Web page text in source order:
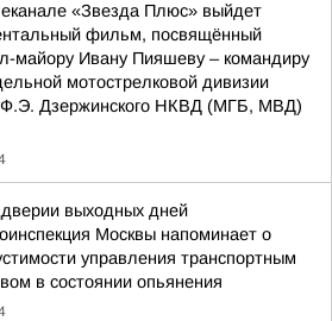
«Звезда Плюс» выйдет
фильм, посвящённый
майору Ивану Пияшеву – командиру
мотострелковой дивизии
Дзержинского НКВД (МГБ, МВД)
выходных дней
Москвы напоминает о
управления транспортным
в состоянии опьянения